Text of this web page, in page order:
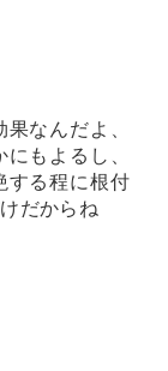
なんだよ、
もよるし、
する程に根付
だからね